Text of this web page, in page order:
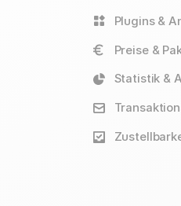
Plugins &
Preise &
Statistik &